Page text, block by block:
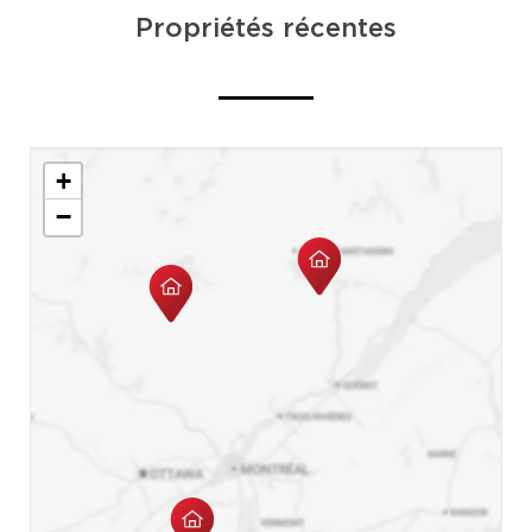
Propriétés récentes
+
−